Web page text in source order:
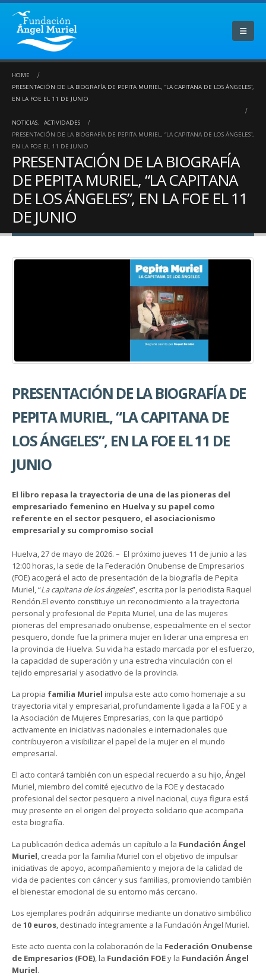
HOME
PRESENTACIÓN DE LA BIOGRAFÍA DE PEPITA MURIEL, “LA CAPITANA DE LOS ÁNGELES”,
EN LA FOE EL 11 DE JUNIO
NOTICIAS,
ACTIVIDADES
PRESENTACIÓN DE LA BIOGRAFÍA DE PEPITA MURIEL, “LA CAPITANA DE LOS ÁNGELES”,
EN LA FOE EL 11 DE JUNIO
PRESENTACIÓN DE LA BIOGRAFÍA
DE PEPITA MURIEL, “LA CAPITANA
DE LOS ÁNGELES”, EN LA FOE EL 11
DE JUNIO
PRESENTACIÓN DE LA BIOGRAFÍA DE
PEPITA MURIEL, “LA CAPITANA DE
LOS ÁNGELES”, EN LA FOE EL 11 DE
JUNIO
El libro repasa la trayectoria de una de las pioneras del
empresariado femenino en Huelva y su papel como
referente en el sector pesquero, el asociacionismo
empresarial y su compromiso social
Huelva, 27 de mayo de 2026. – El próximo jueves 11 de junio a las
12:00 horas, la sede de la Federación Onubense de Empresarios
(FOE) acogerá el acto de presentación de la biografía de Pepita
Muriel, “La capitana de los ángeles”, escrita por la periodista Raquel
Rendón.El evento constituye un reconocimiento a la trayectoria
personal y profesional de Pepita Muriel, una de las mujeres
pioneras del empresariado onubense, especialmente en el sector
pesquero, donde fue la primera mujer en liderar una empresa en
la provincia de Huelva. Su vida ha estado marcada por el esfuerzo,
la capacidad de superación y una estrecha vinculación con el
tejido empresarial y asociativo de la provincia.
La propia familia Muriel impulsa este acto como homenaje a su
trayectoria vital y empresarial, profundamente ligada a la FOE y a
la Asociación de Mujeres Empresarias, con la que participó
activamente en iniciativas nacionales e internacionales que
contribuyeron a visibilizar el papel de la mujer en el mundo
empresarial.
El acto contará también con un especial recuerdo a su hijo, Ángel
Muriel, miembro del comité ejecutivo de la FOE y destacado
profesional del sector pesquero a nivel nacional, cuya figura está
muy presente en el origen del proyecto solidario que acompaña
esta biografía.
La publicación dedica además un capítulo a la Fundación Ángel
Muriel , creada por la familia Muriel con el objetivo de impulsar
iniciativas de apoyo, acompañamiento y mejora de la calidad de
vida de pacientes con cáncer y sus familias, promoviendo también
el bienestar emocional de su entorno más cercano.
Los ejemplares podrán adquirirse mediante un donativo simbólico
de 10 euros, destinado íntegramente a la Fundación Ángel Muriel.
Este acto cuenta con la colaboración de la Federación Onubense
de Empresarios (FOE), la Fundación FOEy la Fundación Ángel
Muriel.